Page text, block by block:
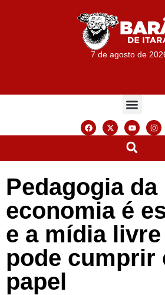
7 de agosto de
Pedagogia da
economia é
e a mídia
pode cumprir
papel